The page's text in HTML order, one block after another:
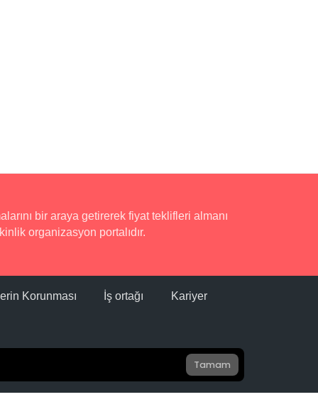
bir araya getirerek fiyat teklifleri almanı
organizasyon portalıdır.
Korunması İş ortağı Kariyer
Tamam